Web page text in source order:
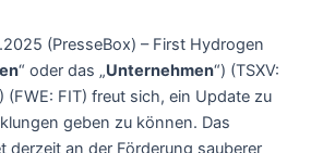
(PresseBox) – First Hydrogen
“ oder das „Unternehmen“) (TSXV:
(FWE: FIT) freut sich, ein Update zu
geben zu können. Das
derzeit an der Förderung sauberer